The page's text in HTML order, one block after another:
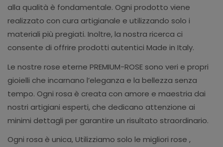
alla qualità è fondamentale. Ogni prodotto viene
realizzato con cura artigianale e utilizzando solo i
materiali più pregiati. Inoltre, la nostra ricerca ci
consente di offrire prodotti autentici Made in Italy.
Le nostre rose eterne PREMIUM-ROSE sono veri e propri
gioielli che incarnano l’eleganza e la bellezza senza
tempo. Ogni rosa è creata con amore e maestria dai
nostri artigiani esperti, che dedicano attenzione ai
minimi dettagli per garantire un risultato straordinario.
Ogni rosa è unica, Utilizziamo solo le migliori rose ,